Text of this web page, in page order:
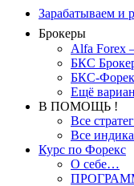
Зарабатываем и
Брокеры
Alfa Forex
БКС
БКС-
Ещё
В ПОМОЩЬ !
Все
Все
Курс по Форекс
О себе…